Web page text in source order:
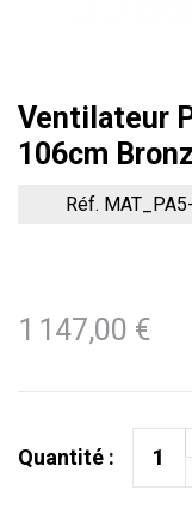
Ventilateur
106cm
Réf.
1 147,00 €
Quantité :